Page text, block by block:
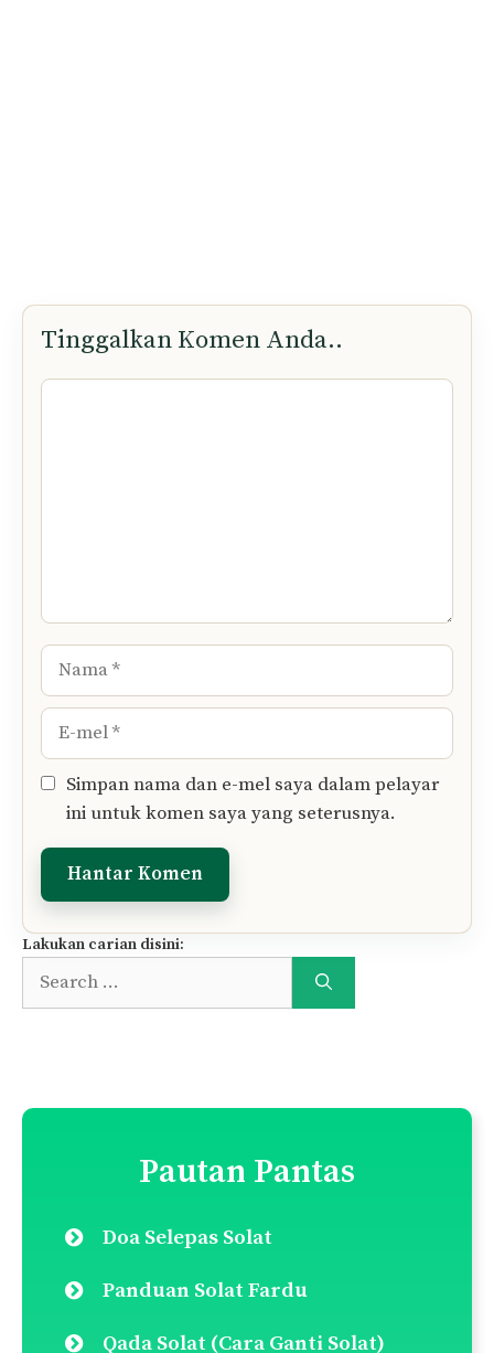
Tinggalkan Komen Anda..
Komen
Nama
E-
mel
Simpan nama dan e-mel saya dalam pelayar
ini untuk komen saya yang seterusnya.
Lakukan carian disini:
Search
for:
Pautan Pantas
Doa Selepas Solat
Panduan Solat Fardu
Qada Solat (Cara Ganti Solat)